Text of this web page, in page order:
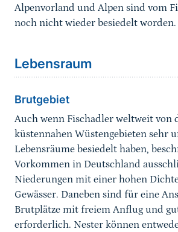
Alpenvorland und Alpen sind vom
noch nicht wieder besiedelt worden.
Sprungmarke
Lebensraum
Brutgebiet
Auch wenn Fischadler weltweit von
küstennahen Wüstengebieten sehr
Lebensräume besiedelt haben,
Vorkommen in Deutschland
Niederungen mit einer hohen
Gewässer. Daneben sind für eine
Brutplätze mit freiem Anflug und
erforderlich. Nester können